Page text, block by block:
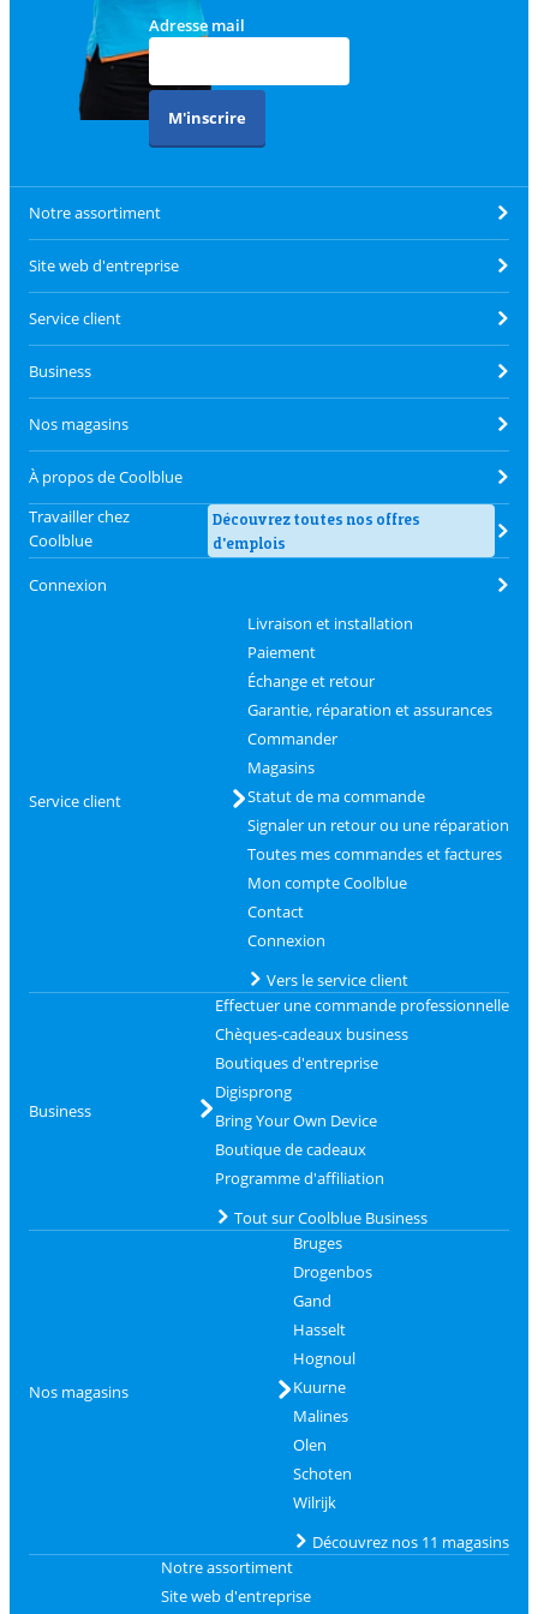
Adresse mail
M'inscrire
Notre assortiment
Site web d'entreprise
Service client
Business
Nos magasins
À propos de Coolblue
Travailler chez
Coolblue
Découvrez toutes nos offres
d'emplois
Connexion
Service client
Livraison et installation
Paiement
Échange et retour
Garantie, réparation et assurances
Commander
Magasins
Statut de ma commande
Signaler un retour ou une réparation
Toutes mes commandes et factures
Mon compte Coolblue
Contact
Connexion
Vers le service client
Business
Effectuer une commande professionnelle
Chèques-cadeaux business
Boutiques d'entreprise
Digisprong
Bring Your Own Device
Boutique de cadeaux
Programme d'affiliation
Tout sur Coolblue Business
Nos magasins
Bruges
Drogenbos
Gand
Hasselt
Hognoul
Kuurne
Malines
Olen
Schoten
Wilrijk
Découvrez nos 11 magasins
Notre assortiment
Site web d'entreprise